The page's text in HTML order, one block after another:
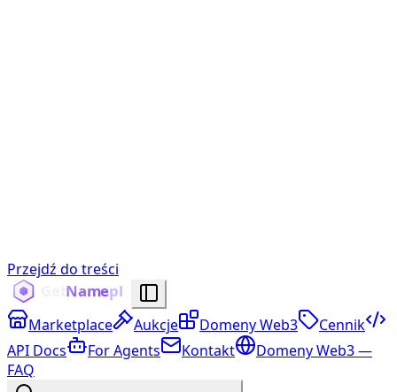
Przejdź do treści
Marketplace Aukcje Domeny Web3
Cennik
API Docs
For Agents Kontakt
Domeny Web3 —
FAQ